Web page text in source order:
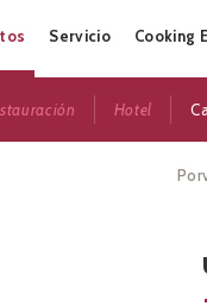
to
Servicio Cooking
Hotel